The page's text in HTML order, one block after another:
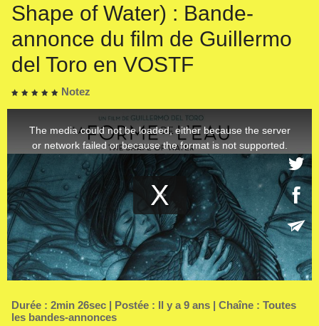
Shape of Water) : Bande-
annonce du film de Guillermo
del Toro en VOSTF
Notez
Durée : 2min 26sec | Postée : Il y a 9 ans | Chaîne : Toutes
les bandes-annonces